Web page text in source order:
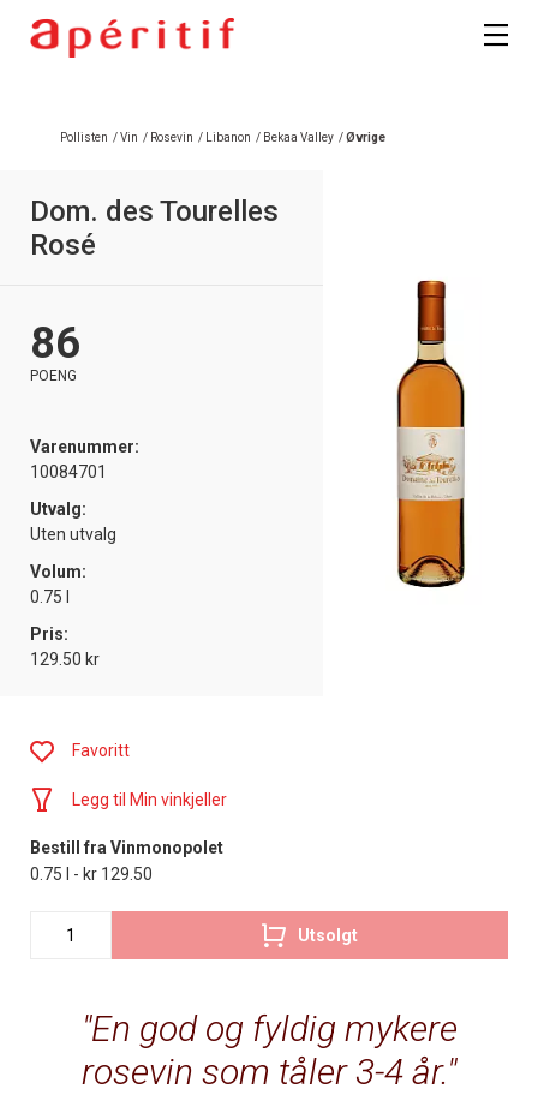
Pollisten /Vin / Rosevin / Libanon / Bekaa Valley /Øvrige
Dom. des Tourelles
Rosé
86
POENG
Varenummer:
10084701
Utvalg:
Uten utvalg
Volum:
0.75 l
Pris:
129.50 kr
En god og fyldig mykere
rosevin som tåler 3-4 år.
Favoritt
Legg til Min vinkjeller
Bestill fra Vinmonopolet
0.75 l - kr 129.50
Utsolgt